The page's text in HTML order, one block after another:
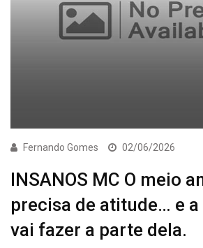
Fernando Gomes 02/06/2026
INSANOS MC O meio
precisa de atitude… e
vai fazer a parte dela.